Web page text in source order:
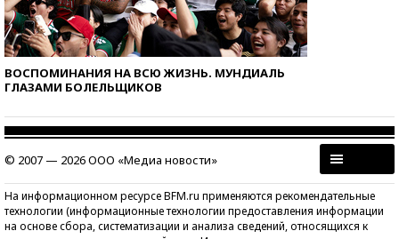
ВОСПОМИНАНИЯ НА ВСЮ ЖИЗНЬ. МУНДИАЛЬ
ГЛАЗАМИ БОЛЕЛЬЩИКОВ
© 2007 — 2026 ООО «Медиа новости»
На информационном ресурсе BFM.ru применяются рекомендательные
технологии (информационные технологии предоставления информации
на основе сбора, систематизации и анализа сведений, относящихся к